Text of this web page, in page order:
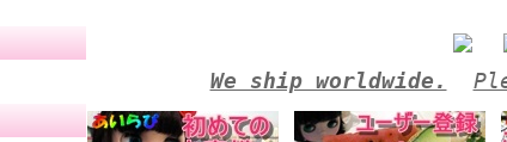
We ship worldwide.